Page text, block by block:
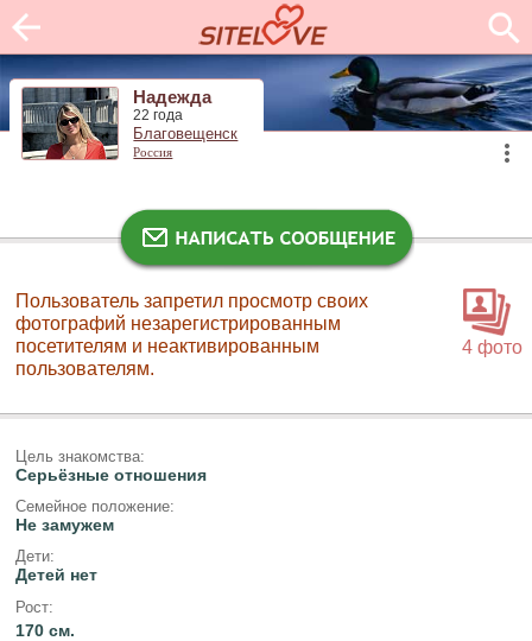
Надежда
22 года
Благовещенск
Россия
4 фото
Пользователь запретил просмотр своих
фотографий незарегистрированным
посетителям и неактивированным
пользователям.
Цель знакомства:
Серьёзные отношения
Семейное положение:
Не замужем
Дети:
Детей нет
Рост:
170 см.